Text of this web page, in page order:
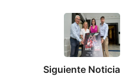
Siguiente Noticia